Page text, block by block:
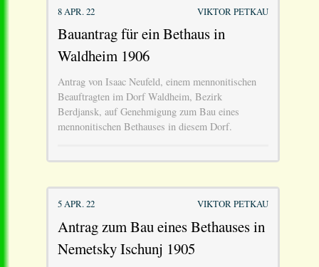
8 APR. 22 VIKTOR PETKAU
Bauantrag für ein Bethaus in
Waldheim 1906
Antrag von Isaac Neufeld, einem mennonitischen
Beauftragten im Dorf Waldheim, Bezirk
Berdjansk, auf Genehmigung zum Bau eines
mennonitischen Bethauses in diesem Dorf.
5 APR. 22 VIKTOR PETKAU
Antrag zum Bau eines Bethauses in
Nemetsky Ischunj 1905